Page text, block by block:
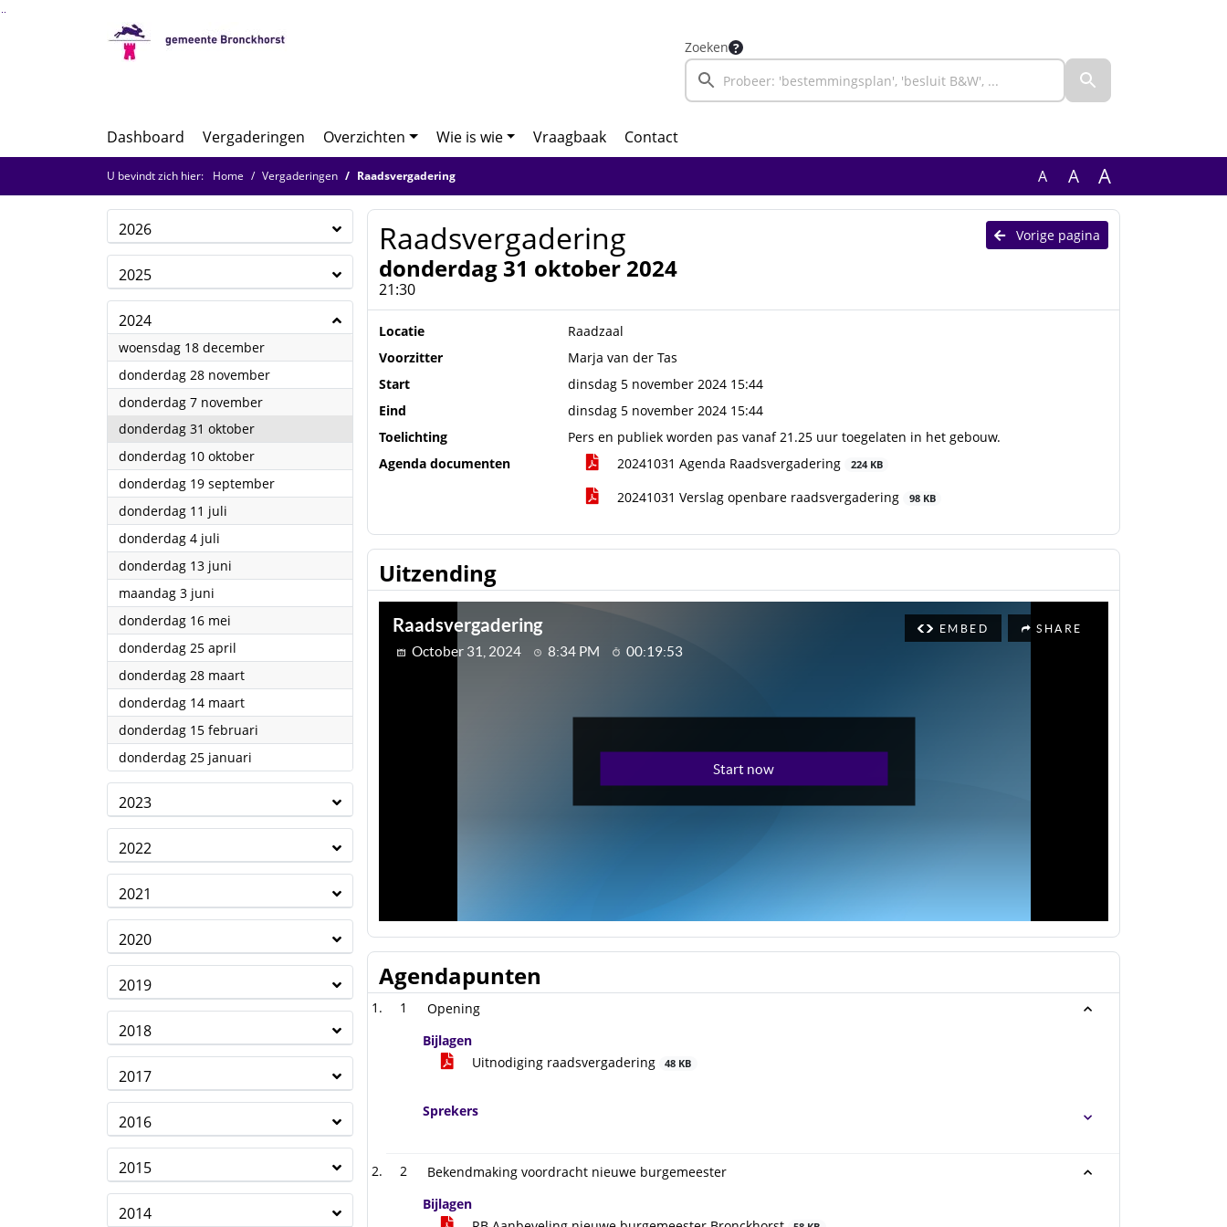
Ga naar de inhoud van deze pagina
Ga naar het zoeken
Ga naar het menu
Zoeken
Dashboard Vergaderingen Overzichten Wie is wie Vraagbaak Contact
U bevindt zich hier: Home Vergaderingen Raadsvergadering A A A
2026
2025
2024
woensdag 18 december2024
donderdag 28 november2024
donderdag 7 november2024
donderdag 31 oktober2024
donderdag 10 oktober2024
donderdag 19 september2024
donderdag 11 juli
donderdag 4 juli
donderdag 13 juni
maandag 3 juni
donderdag 16 mei
donderdag 25 april
donderdag 28 maart2024
donderdag 14 maart2024
donderdag 15 februari
donderdag 25 januari
2023
2022
2021
2020
2019
2018
2017
2016
2015
2014
Vorige pagina
Raadsvergadering
donderdag 31 oktober 2024
21:30
Locatie
Raadzaal
Voorzitter
Marja van der Tas
Start
dinsdag 5 november 2024 15:44
Eind
dinsdag 5 november 2024 15:44
Toelichting
Pers en publiek worden pas vanaf 21.25 uur toegelaten in het gebouw.
Agenda documenten
20241031 Agenda Raadsvergadering 224 KB
20241031 Verslag openbare raadsvergadering 98 KB
Uitzending
Agendapunten
1
Opening
Bijlagen
Uitnodiging raadsvergadering
48 KB
Sprekers
2
Bekendmaking voordracht nieuwe burgemeester
Bijlagen